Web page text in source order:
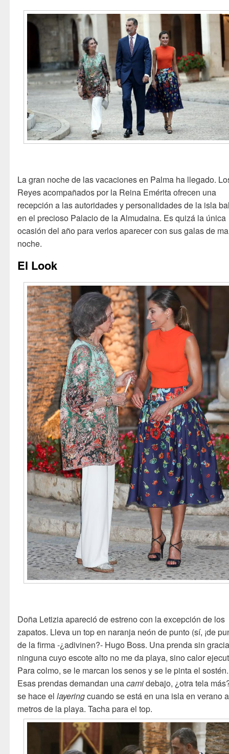
La gran noche de las vacaciones en Palma ha llegado.
Reyes acompañados por la Reina Emérita ofrecen una
recepción a las autoridades y personalidades de la isla
en el precioso Palacio de la Almudaina. Es quizá la única
ocasión del año para verlos aparecer con sus galas de
noche.
El Look
Doña Letizia apareció de estreno con la excepción de los
zapatos. Lleva un top en naranja neón de punto (sí, ¡de
de la firma -¿adivinen?- Hugo Boss. Una prenda sin
ninguna cuyo escote alto no me da playa, sino calor
Para colmo, se le marcan los senos y se le pinta el sostén.
Esas prendas demandan unacamidebajo, ¿otra tela
se hace ellayeringcuando se está en una isla en verano a
metros de la playa. Tacha para el top.